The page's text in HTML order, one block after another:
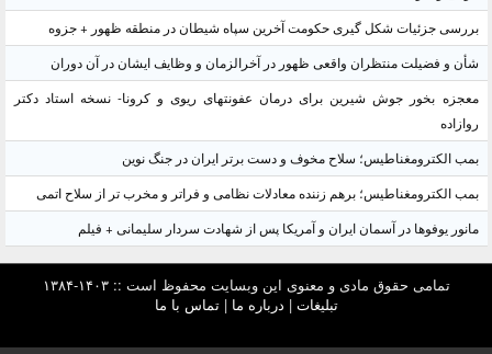
بررسی جزئیات شکل گیری حکومت آخرین سپاه شیطان در منطقه ظهور + جزوه
شأن و فضیلت منتظران واقعی ظهور در آخرالزمان و وظایف ایشان در آن دوران
معجزه بخور جوش شیرین برای درمان عفونتهای ریوی و کرونا- نسخه استاد دکتر
روازاده
بمب الکترومغناطیس؛ سلاح مخوف و دست برتر ایران در جنگ نوین
بمب الکترومغناطیس؛ برهم زننده معادلات نظامی و فراتر و مخرب تر از سلاح اتمی
مانور یوفوها در آسمان ایران و آمریکا پس از شهادت سردار سلیمانی + فیلم
تمامی حقوق مادی و معنوی این وبسایت محفوظ است :: ۱۴۰۳-۱۳۸۴
تبلیغات | درباره ما |تماس با ما